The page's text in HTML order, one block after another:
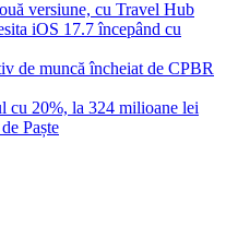
versiune, cu Travel Hub
iOS 17.7 începând cu
de muncă încheiat de CPBR
cu 20%, la 324 milioane lei
Paște